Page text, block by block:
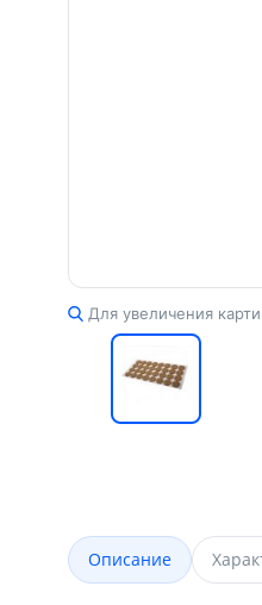
Для увеличения
Описание